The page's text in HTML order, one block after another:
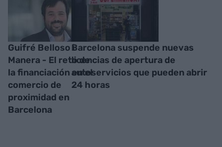
Guifré Belloso i
Manera - El reto de
la financiación en el
comercio de
proximidad en
Barcelona
Barcelona suspende nuevas
licencias de apertura de
autoservicios que pueden abrir
24 horas